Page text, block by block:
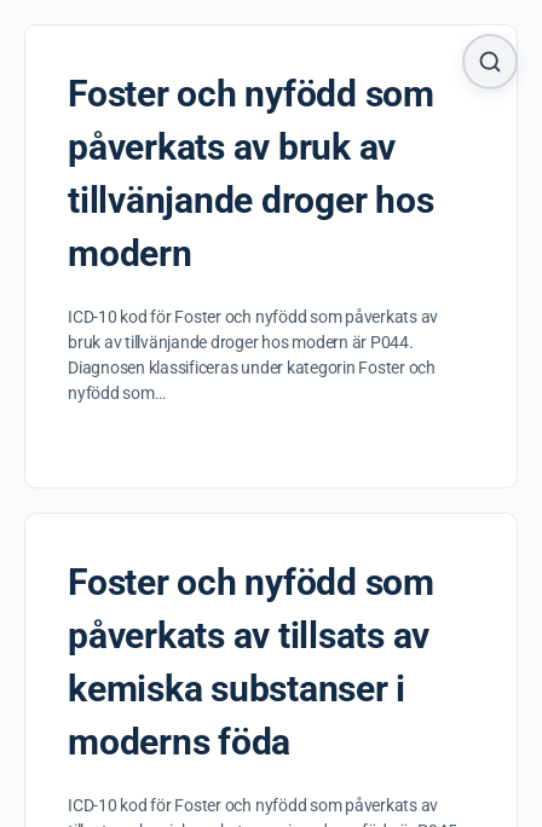
Foster och nyfödd som
påverkats av bruk av
tillvänjande droger hos
modern
ICD-10 kod för Foster och nyfödd som påverkats av
bruk av tillvänjande droger hos modern är P044.
Diagnosen klassificeras under kategorin Foster och
nyfödd som…
Foster och nyfödd som
påverkats av tillsats av
kemiska substanser i
moderns föda
ICD-10 kod för Foster och nyfödd som påverkats av